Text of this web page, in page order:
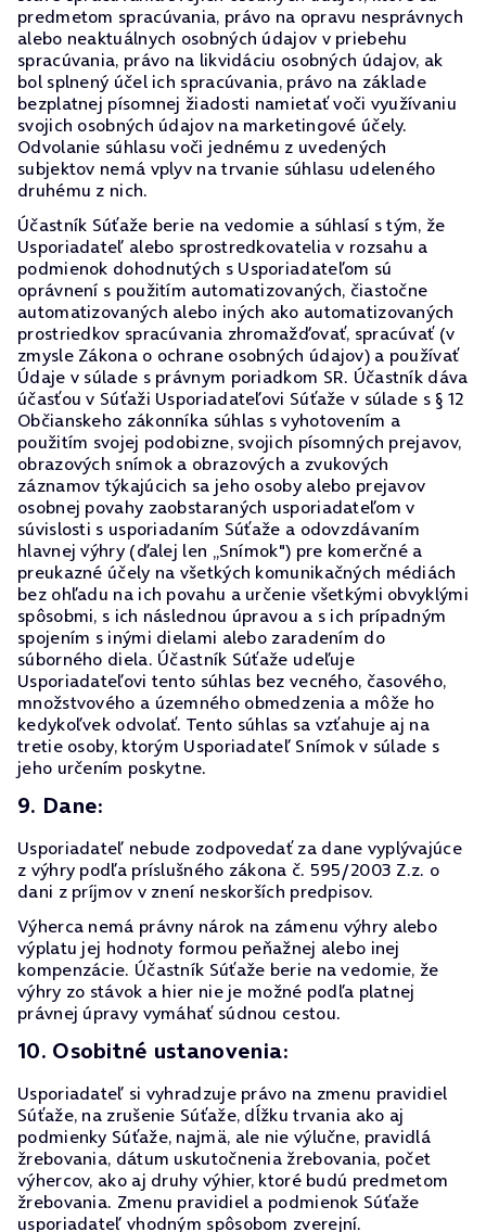
predmetom spracúvania, právo na opravu nesprávnych
alebo neaktuálnych osobných údajov v priebehu
spracúvania, právo na likvidáciu osobných údajov, ak
bol splnený účel ich spracúvania, právo na základe
bezplatnej písomnej žiadosti namietať voči využívaniu
svojich osobných údajov na marketingové účely.
Odvolanie súhlasu voči jednému z uvedených
subjektov nemá vplyv na trvanie súhlasu udeleného
druhému z nich.
Účastník Súťaže berie na vedomie a súhlasí s tým, že
Usporiadateľ alebo sprostredkovatelia v rozsahu a
podmienok dohodnutých s Usporiadateľom sú
oprávnení s použitím automatizovaných, čiastočne
automatizovaných alebo iných ako automatizovaných
prostriedkov spracúvania zhromažďovať, spracúvať (v
zmysle Zákona o ochrane osobných údajov) a používať
Údaje v súlade s právnym poriadkom SR. Účastník dáva
účasťou v Súťaži Usporiadateľovi Súťaže v súlade s § 12
Občianskeho zákonníka súhlas s vyhotovením a
použitím svojej podobizne, svojich písomných prejavov,
obrazových snímok a obrazových a zvukových
záznamov týkajúcich sa jeho osoby alebo prejavov
osobnej povahy zaobstaraných usporiadateľom v
súvislosti s usporiadaním Súťaže a odovzdávaním
hlavnej výhry (ďalej len „Snímok") pre komerčné a
preukazné účely na všetkých komunikačných médiách
bez ohľadu na ich povahu a určenie všetkými obvyklými
spôsobmi, s ich následnou úpravou a s ich prípadným
spojením s inými dielami alebo zaradením do
súborného diela. Účastník Súťaže udeľuje
Usporiadateľovi tento súhlas bez vecného, časového,
množstvového a územného obmedzenia a môže ho
kedykoľvek odvolať. Tento súhlas sa vzťahuje aj na
tretie osoby, ktorým Usporiadateľ Snímok v súlade s
jeho určením poskytne.
9. Dane:
Usporiadateľ nebude zodpovedať za dane vyplývajúce
z výhry podľa príslušného zákona č. 595/2003 Z.z. o
dani z príjmov v znení neskorších predpisov.
Výherca nemá právny nárok na zámenu výhry alebo
výplatu jej hodnoty formou peňažnej alebo inej
kompenzácie. Účastník Súťaže berie na vedomie, že
výhry zo stávok a hier nie je možné podľa platnej
právnej úpravy vymáhať súdnou cestou.
10. Osobitné ustanovenia:
Usporiadateľ si vyhradzuje právo na zmenu pravidiel
Súťaže, na zrušenie Súťaže, dĺžku trvania ako aj
podmienky Súťaže, najmä, ale nie výlučne, pravidlá
žrebovania, dátum uskutočnenia žrebovania, počet
výhercov, ako aj druhy výhier, ktoré budú predmetom
žrebovania. Zmenu pravidiel a podmienok Súťaže
usporiadateľ vhodným spôsobom zverejní.